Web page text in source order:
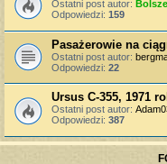
Ostatni post autor:
Odpowiedzi: 159
Pasażerowie na
Ostatni post autor:
Odpowiedzi: 22
Ursus C-355, 1971
Ostatni post autor:
Odpowiedzi: 387